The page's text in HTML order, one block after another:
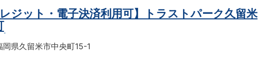
レジット・電子決済利用可】トラストパーク久留米
岡県久留米市中央町15-1